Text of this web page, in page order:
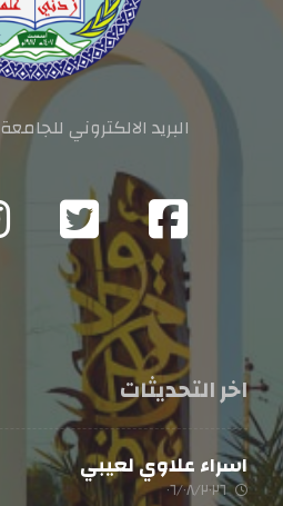
البريد الالكتروني للجامعة info@qu.edu.iq
اخر التحديثات
اسراء علاوي لعيبي
٠٦/٠٨/٢٠٢٦